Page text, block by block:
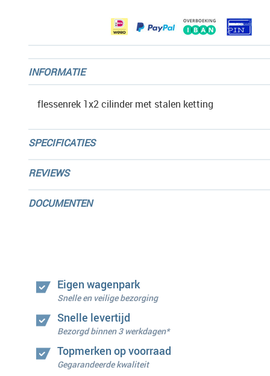
INFORMATIE
flessenrek 1x2 cilinder met stalen ketting
SPECIFICATIES
REVIEWS
DOCUMENTEN
Eigen wagenpark
Snelle en veilige bezorging
Snelle levertijd
Bezorgd binnen 3 werkdagen*
Topmerken op voorraad
Gegarandeerde kwaliteit